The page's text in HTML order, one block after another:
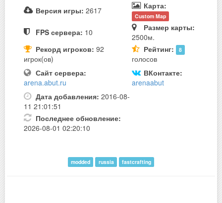
Версия игры: 2617 Карта:
Custom Map
FPS сервера: 10
Размер карты:
2500м.
Рекорд игроков: 92
игрок(ов)
Рейтинг: 8
голосов
Сайт сервера:
arena.abut.ru
ВКонтакте:
arenaabut
Дата добавления: 2016-08-
11 21:01:51
Последнее обновление:
2026-08-01 02:20:10
modded russia fastcrafting